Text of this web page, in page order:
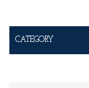
CATEGORY